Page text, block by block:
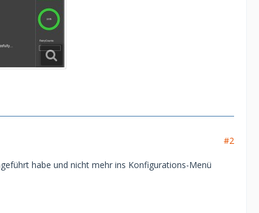
#2
habe und nicht mehr ins Konfigurations-Menü